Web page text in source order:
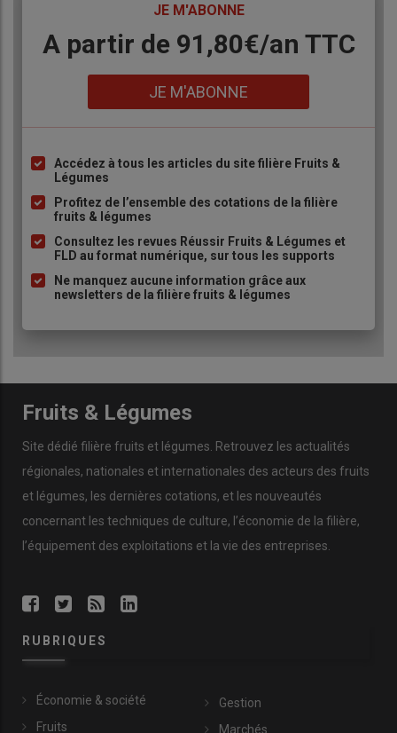
JE M'ABONNE
Body
A partir de 91,80€/an​ TTC
JE M'ABONNE
Liste
puce
Accédez à tous les articles du site filière Fruits &
Légumes
Profitez de l’ensemble des cotations de la filière
fruits & légumes
Consultez les revues Réussir Fruits & Légumes et
FLD au format numérique, sur tous les supports
Ne manquez aucune information grâce aux
newsletters de la filière fruits & légumes
Fruits & Légumes
Site dédié filière fruits et légumes. Retrouvez les actualités
régionales, nationales et internationales des acteurs des fruits
et légumes, les dernières cotations, et les nouveautés
concernant les techniques de culture, l’économie de la filière,
l’équipement des exploitations et la vie des entreprises.
RUBRIQUES
Économie & société
Fruits
Gestion
Marchés